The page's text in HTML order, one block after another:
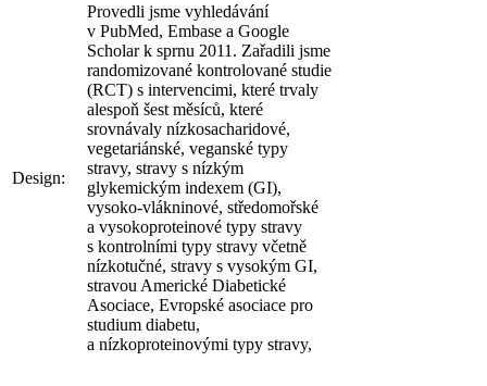
Design:
Provedli jsme vyhledávání
v PubMed, Embase a Google
Scholar k sprnu 2011. Zařadili jsme
randomizované kontrolované studie
(RCT) s intervencimi, které trvaly
alespoň šest měsíců, které
srovnávaly nízkosacharidové,
vegetariánské, veganské typy
stravy, stravy s nízkým
glykemickým indexem (GI),
vysoko-vlákninové, středomořské
a vysokoproteinové typy stravy
s kontrolními typy stravy včetně
nízkotučné, stravy s vysokým GI,
stravou Americké Diabetické
Asociace, Evropské asociace pro
studium diabetu,
a nízkoproteinovými typy stravy,